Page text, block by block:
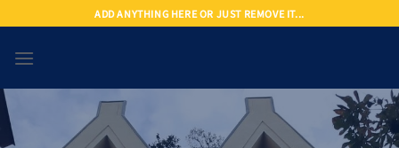
al
contenido
ADD ANYTHING HERE OR JUST REMOVE IT...